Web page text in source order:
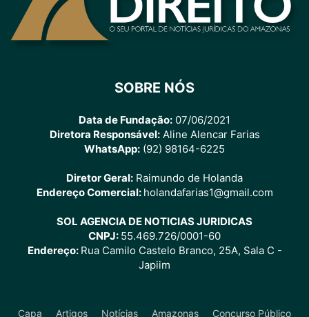
SOBRE NÓS
Data de Fundação: 07/06/2021
Diretora Responsável:Aline Alencar Farias
WhatsApp: (92) 98164-6225
Diretor Geral: Raimundo de Holanda
Endereço Comercial: holandafarias1@gmail.com
SOL AGENCIA DE NOTICIAS JURIDICAS
CNPJ: 55.469.726/0001-60
Endereço: Rua Camilo Castelo Branco, 25A, Sala C -
Japiim
Capa Artigos Notícias Amazonas Concurso Público